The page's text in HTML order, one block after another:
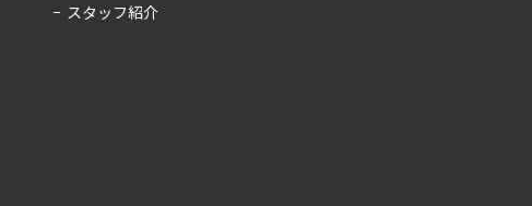
スタッフ紹介